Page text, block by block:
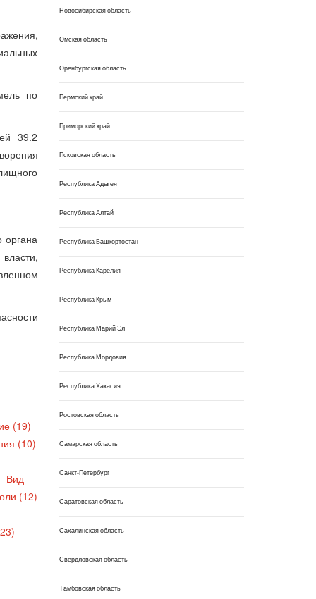
по
39.2
(19)
(10)
Вид
(12)
Новосибирская область
Омская область
Оренбургская область
Пермский край
Приморский край
Псковская область
Республика Адыгея
Республика Алтай
Республика Башкортостан
Республика Карелия
Республика Крым
Республика Марий Эл
Республика Мордовия
Республика Хакасия
Ростовская область
Самарская область
Санкт-Петербург
Саратовская область
Сахалинская область
Свердловская область
Тамбовская область